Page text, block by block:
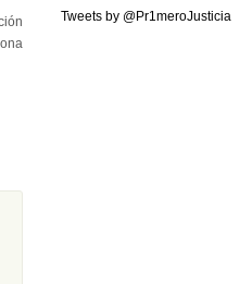
Tweets by @Pr1meroJusticia